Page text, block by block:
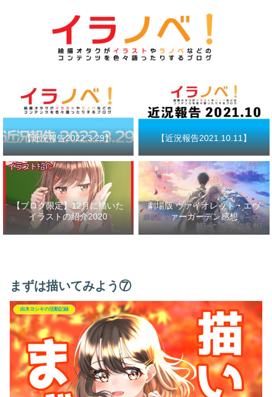
【近況報告2022.3.29】 【近況報告2021.10.11】
【ブログ限定】12月に描いた
イラストの紹介2020
劇場版 ヴァイオレット・エヴ
ァーガーデン感想
まずは描いてみよう⑦
由木ヨシキの活動記録